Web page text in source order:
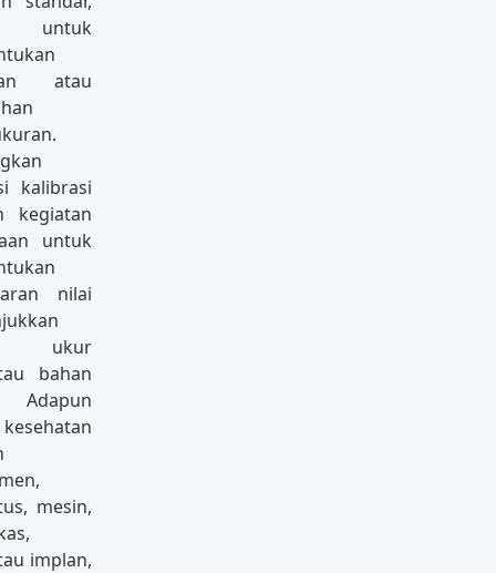
untuk
atau
kalibrasi
kegiatan
untuk
nilai
ukur
bahan
Adapun
mesin,
implan,